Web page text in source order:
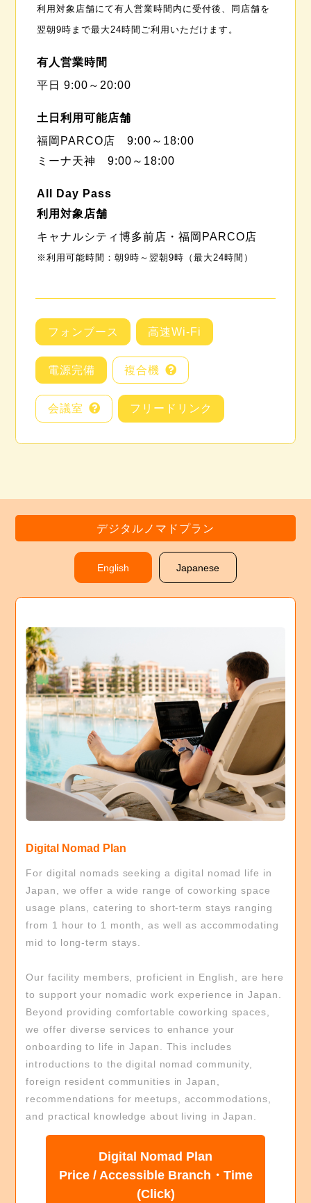
利用対象店舗にて有人営業時間内に受付後、同店舗を
翌朝9時まで最大24時間ご利用いただけます。
有人営業時間
平日 9:00～20:00
土日利用可能店舗
福岡PARCO店 9:00～18:00
ミーナ天神 9:00～18:00
All Day Pass
利用対象店舗
キャナルシティ博多前店・福岡PARCO店
※利用可能時間：朝9時～翌朝9時（最大24時間）
フォンブース 高速Wi-Fi
電源完備 複合機
会議室 フリードリンク
デジタルノマドプラン
English Japanese
Digital Nomad Plan
For digital nomads seeking a digital nomad life in
Japan, we offer a wide range of coworking space
usage plans, catering to short-term stays ranging
from 1 hour to 1 month, as well as accommodating
mid to long-term stays.
Our facility members, proficient in English, are here
to support your nomadic work experience in Japan.
Beyond providing comfortable coworking spaces,
we offer diverse services to enhance your
onboarding to life in Japan. This includes
introductions to the digital nomad community,
foreign resident communities in Japan,
recommendations for meetups, accommodations,
and practical knowledge about living in Japan.
Digital Nomad Plan
Price / Accessible Branch・Time
(Click)